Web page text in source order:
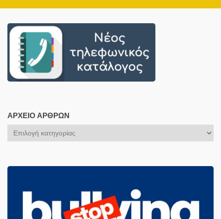
ΑΡΧΕΊΟ ΆΡΘΡΩΝ
Αρχείο
Άρθρων